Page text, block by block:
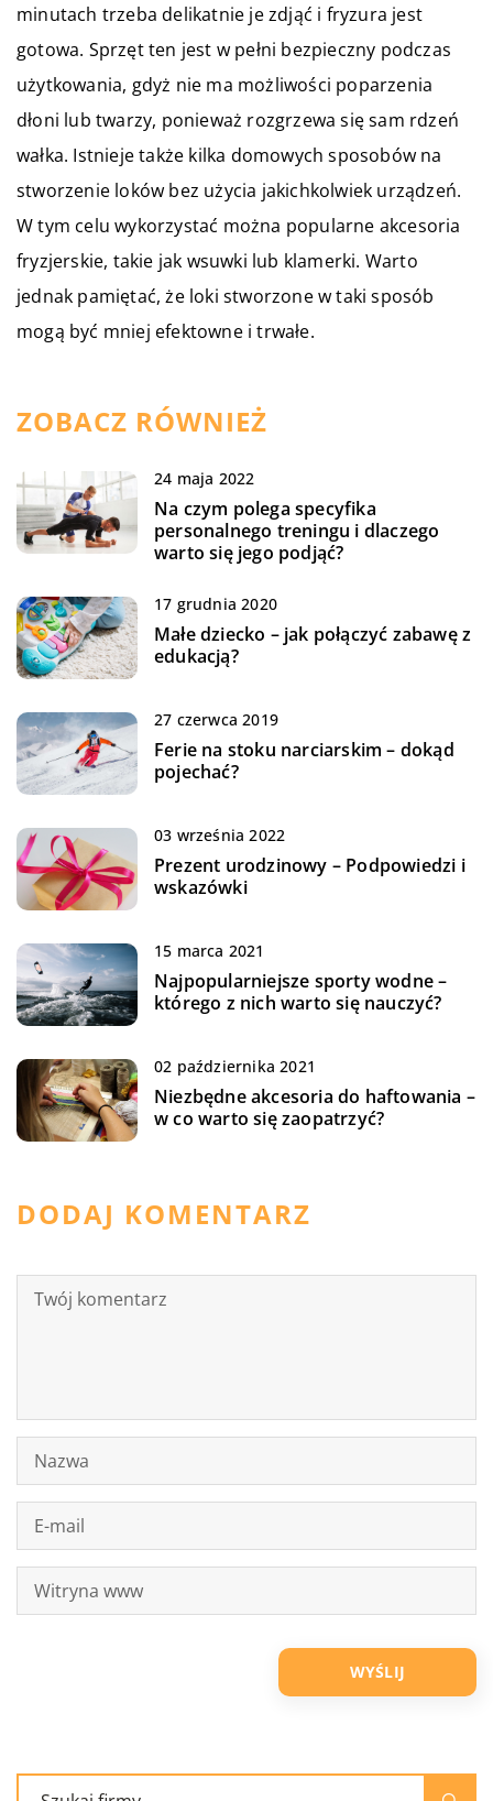
minutach trzeba delikatnie je zdjąć i fryzura jest
gotowa. Sprzęt ten jest w pełni bezpieczny podczas
użytkowania, gdyż nie ma możliwości poparzenia
dłoni lub twarzy, ponieważ rozgrzewa się sam rdzeń
wałka. Istnieje także kilka domowych sposobów na
stworzenie loków bez użycia jakichkolwiek urządzeń.
W tym celu wykorzystać można popularne akcesoria
fryzjerskie, takie jak wsuwki lub klamerki. Warto
jednak pamiętać, że loki stworzone w taki sposób
mogą być mniej efektowne i trwałe.
ZOBACZ RÓWNIEŻ
24 maja 2022
Na czym polega specyfika
personalnego treningu i dlaczego
warto się jego podjąć?
17 grudnia 2020
Małe dziecko – jak połączyć zabawę z
edukacją?
27 czerwca 2019
Ferie na stoku narciarskim – dokąd
pojechać?
03 września 2022
Prezent urodzinowy – Podpowiedzi i
wskazówki
15 marca 2021
Najpopularniejsze sporty wodne –
którego z nich warto się nauczyć?
02 października 2021
Niezbędne akcesoria do haftowania –
w co warto się zaopatrzyć?
DODAJ KOMENTARZ